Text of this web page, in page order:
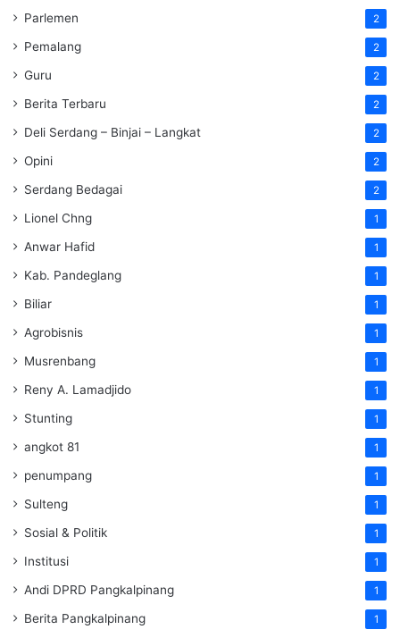
Parlemen 2
Pemalang 2
Guru 2
Berita Terbaru 2
Deli Serdang – Binjai – Langkat 2
Opini 2
Serdang Bedagai 2
Lionel Chng 1
Anwar Hafid 1
Kab. Pandeglang 1
Biliar 1
Agrobisnis 1
Musrenbang 1
Reny A. Lamadjido 1
Stunting 1
angkot 81 1
penumpang 1
Sulteng 1
Sosial & Politik 1
Institusi 1
Andi DPRD Pangkalpinang 1
Berita Pangkalpinang 1